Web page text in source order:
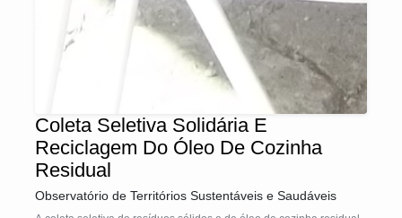
Coleta Seletiva Solidária E
Reciclagem Do Óleo De Cozinha
Residual
Observatório de Territórios Sustentáveis e Saudáveis